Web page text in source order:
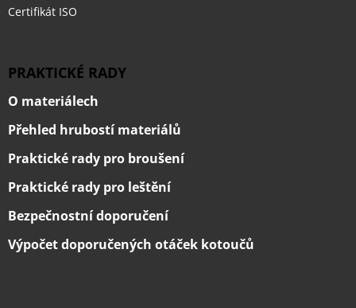
Certifikát ISO
PRAKTICKÉ RADY
O materiálech
Přehled hrubostí materiálů
Praktické rady pro broušení
Praktické rady pro leštění
Bezpečnostní doporučení
Výpočet doporučených otáček kotoučů